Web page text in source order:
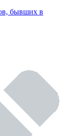
бывших в